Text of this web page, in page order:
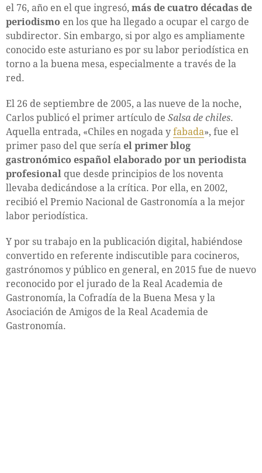
el 76, año en el que ingresó, más de cuatro décadas de
periodismo en los que ha llegado a ocupar el cargo de
subdirector. Sin embargo, si por algo es ampliamente
conocido este asturiano es por su labor periodística en
torno a la buena mesa, especialmente a través de la
red.
El 26 de septiembre de 2005, a las nueve de la noche,
Carlos publicó el primer artículo de Salsa de chiles.
Aquella entrada, «Chiles en nogada y fabada», fue el
primer paso del que sería el primer blog
gastronómico español elaborado por un periodista
profesional que desde principios de los noventa
llevaba dedicándose a la crítica. Por ella, en 2002,
recibió el Premio Nacional de Gastronomía a la mejor
labor periodística.
Y por su trabajo en la publicación digital, habiéndose
convertido en referente indiscutible para cocineros,
gastrónomos y público en general, en 2015 fue de nuevo
reconocido por el jurado de la Real Academia de
Gastronomía, la Cofradía de la Buena Mesa y la
Asociación de Amigos de la Real Academia de
Gastronomía.